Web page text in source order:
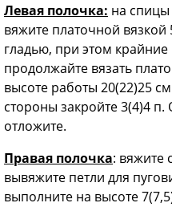
Левая полочка: на спицы
вяжите платочной
гладью, при этом
продолжайте вязать
высоте работы 20(22)25
стороны закройте 3(4)4
отложите.
Правая полочка: вяжите
вывяжите петли для
выполните на высоте